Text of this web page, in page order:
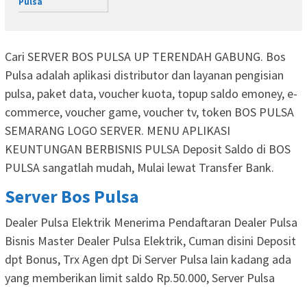
Cari SERVER BOS PULSA UP TERENDAH GABUNG. Bos
Pulsa adalah aplikasi distributor dan layanan pengisian
pulsa, paket data, voucher kuota, topup saldo emoney, e-
commerce, voucher game, voucher tv, token BOS PULSA
SEMARANG LOGO SERVER. MENU APLIKASI
KEUNTUNGAN BERBISNIS PULSA Deposit Saldo di BOS
PULSA sangatlah mudah, Mulai lewat Transfer Bank.
Server Bos Pulsa
Dealer Pulsa Elektrik Menerima Pendaftaran Dealer Pulsa
Bisnis Master Dealer Pulsa Elektrik, Cuman disini Deposit
dpt Bonus, Trx Agen dpt Di Server Pulsa lain kadang ada
yang memberikan limit saldo Rp.50.000, Server Pulsa